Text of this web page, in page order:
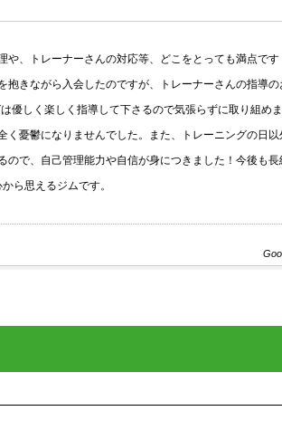
トレーナーさんの対応等、どこをとっても満点です！
ながら入会したのですが、トレーナーさんの指導のお
く楽しく指導して下さるので気張らずに取り組めまし
鬱になりませんでした。また、トレーニングの日以外
、自己管理能力や自信が身につきました！今後も長続
えるジムです。
Google